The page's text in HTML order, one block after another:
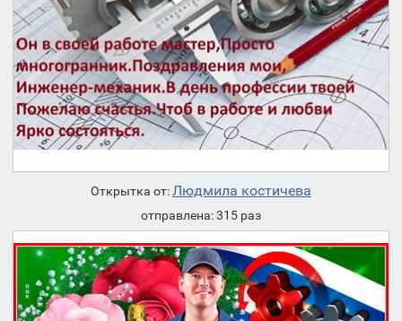
Открытка от:Людмила костичева
отправлена: 315 раз